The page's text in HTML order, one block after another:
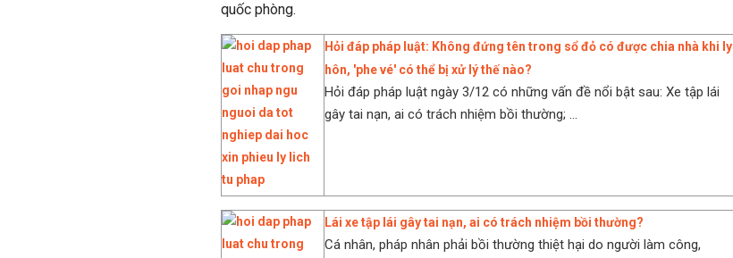
quốc phòng.
Hỏi đáp pháp luật: Không đứng tên trong sổ đỏ có được chia nhà khi ly
hôn, 'phe vé' có thể bị xử lý thế nào?
Hỏi đáp pháp luật ngày 3/12 có những vấn đề nổi bật sau: Xe tập lái
gây tai nạn, ai có trách nhiệm bồi thường; ...
Lái xe tập lái gây tai nạn, ai có trách nhiệm bồi thường?
Cá nhân, pháp nhân phải bồi thường thiệt hại do người làm công,